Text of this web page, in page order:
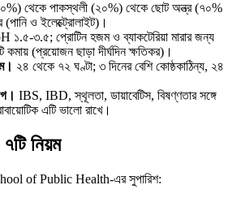
থেকে পাকস্থলী (২০%) থেকে ছোট অন্ত্র (৭০%
(পানি ও ইলেক্ট্রোলাইট)।
১.৫-৩.৫; প্রোটিন হজম ও ব্যাকটেরিয়া মারার জন্য
(প্রয়োজন ছাড়া দীর্ঘদিন ক্ষতিকর)।
২৪ থেকে ৭২ ঘণ্টা; ৩ দিনের বেশি কোষ্ঠকাঠিন্য, ২৪
IBS, IBD, স্থূলতা, ডায়াবেটিস, বিষণ্ণতার সঙ্গে
এটি ভালো রাখে।
নিয়ম
of Public Health-এর সুপারিশ: